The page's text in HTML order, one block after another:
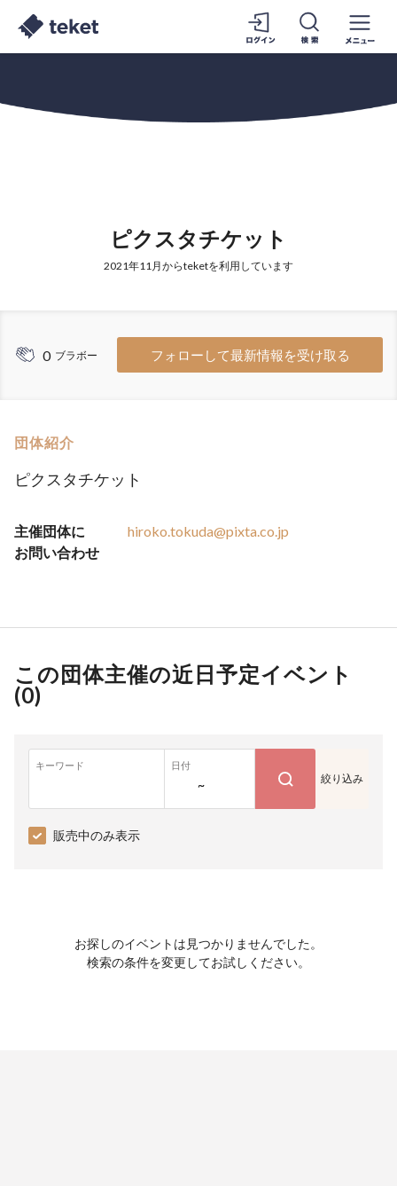
ピクスタチケット
2021年11月からteketを利用しています
0 ブラボー フォローして最新情報を受け取る
団体紹介
ピクスタチケット
主催団体に
お問い合わせ
hiroko.tokuda@pixta.co.jp
この団体主催の近日予定イベント
(0)
キーワード 日付
~ 絞り込み
販売中のみ表示
お探しのイベントは見つかりませんでした。
検索の条件を変更してお試しください。